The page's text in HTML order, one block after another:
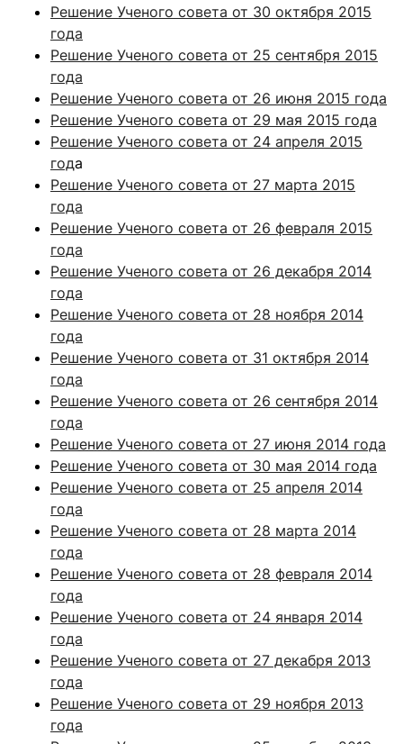
Решение Ученого совета от 30 октября 2015
года
Решение Ученого совета от 25 сентября 2015
года
Решение Ученого совета от 26 июня 2015 года
Решение Ученого совета от 29 мая 2015 года
Решение Ученого совета от 24 апреля 2015
года
Решение Ученого совета от 27 марта 2015
года
Решение Ученого совета от 26 февраля 2015
года
Решение Ученого совета от 26 декабря 2014
года
Решение Ученого совета от 28 ноября 2014
года
Решение Ученого совета от 31 октября 2014
года
Решение Ученого совета от 26 сентября 2014
года
Решение Ученого совета от 27 июня 2014 года
Решение Ученого совета от 30 мая 2014 года
Решение Ученого совета от 25 апреля 2014
года
Решение Ученого совета от 28 марта 2014
года
Решение Ученого совета от 28 февраля 2014
года
Решение Ученого совета от 24 января 2014
года
Решение Ученого совета от 27 декабря 2013
года
Решение Ученого совета от 29 ноября 2013
года